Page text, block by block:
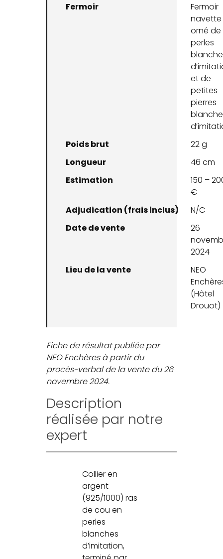
Fermoir
Fermoir
navette
orné de
perles
et de
petites
pierres
Poids brut
22 g
Longueur
46 cm
Estimation
150 –
€
Adjudication (frais inclus)
N/C
Date de vente
26
2024
Lieu de la vente
NEO
(Hôtel
Drouot)
Fiche de résultat publiée par
NEO Enchères à partir du
procès-verbal de la vente du 26
novembre 2024.
Description
réalisée par notre
expert
Collier en
argent
(925/1000) ras
de cou en
perles
blanches
d’imitation,